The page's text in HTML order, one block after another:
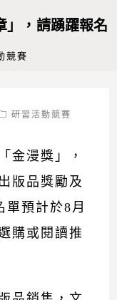
」，請踴躍報名
競賽
研習活動競賽
金漫獎」，
版品獎勵及
單預計於8月
購或閱讀推